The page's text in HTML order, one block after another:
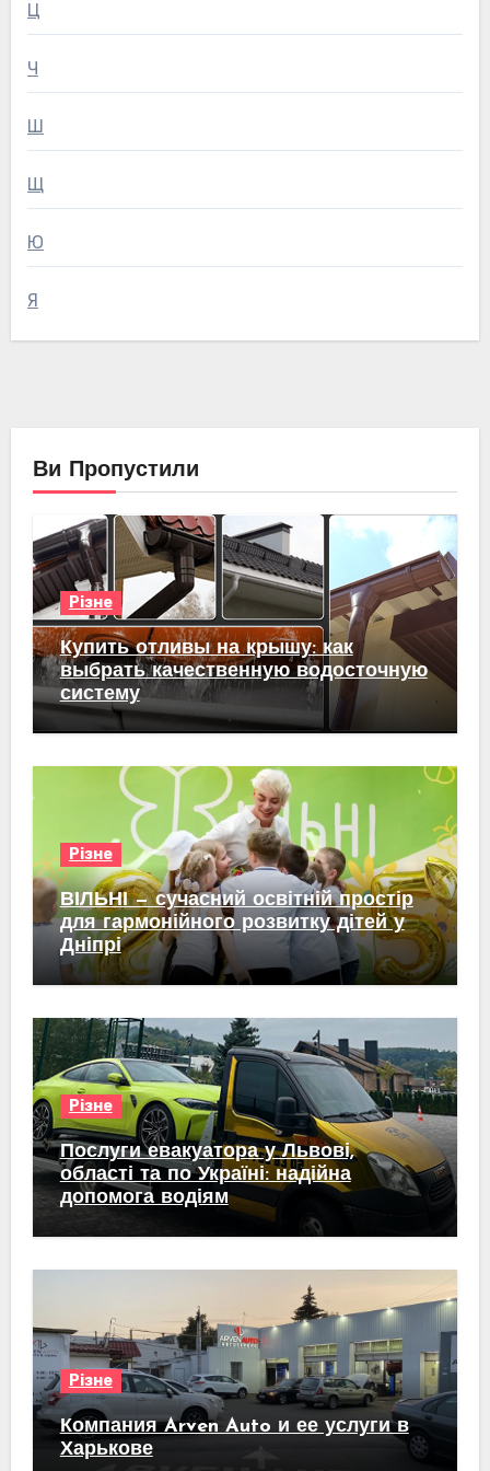
Ц
Ч
Ш
Щ
Ю
Я
Ви Пропустили
Різне
Купить отливы на крышу: как
выбрать качественную водосточную
систему
Різне
ВІЛЬНІ — сучасний освітній простір
для гармонійного розвитку дітей у
Дніпрі
Різне
Послуги евакуатора у Львові,
області та по Україні: надійна
допомога водіям
Різне
Компания Arven Auto и ее услуги в
Харькове